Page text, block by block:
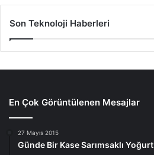
Son Teknoloji Haberleri
En Çok Görüntülenen Mesajlar
27 Mayıs 2015
Günde Bir Kase Sarımsaklı